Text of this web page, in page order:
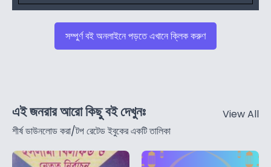
সম্পুর্ণ বই অনলাইনে পড়তে এখানে ক্লিক করুণ
এই জনরার আরো কিছু বই দেখুনঃ
শীর্ষ ডাউনলোড করা/টপ রেটেড ইবুকের একটি তালিকা
View All